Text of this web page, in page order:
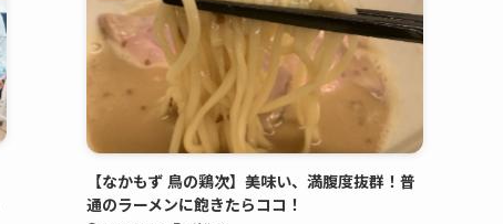
【なかもず 鳥の鶏次】美味い、満腹度抜群！普
通のラーメンに飽きたらココ！